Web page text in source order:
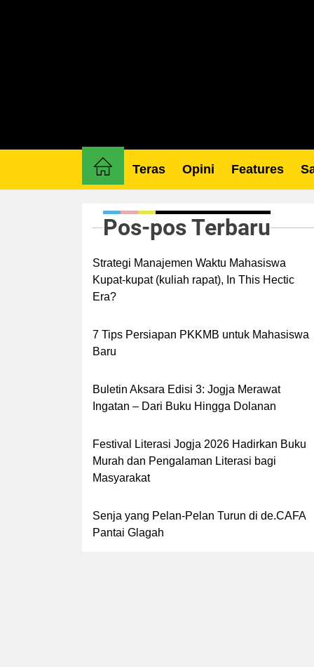
Teras Opini Features
Pos-pos Terbaru
Strategi Manajemen Waktu Mahasiswa
Kupat-kupat (kuliah rapat), In This Hectic
Era?
7 Tips Persiapan PKKMB untuk Mahasiswa
Baru
Buletin Aksara Edisi 3: Jogja Merawat
Ingatan – Dari Buku Hingga Dolanan
Festival Literasi Jogja 2026 Hadirkan Buku
Murah dan Pengalaman Literasi bagi
Masyarakat
Senja yang Pelan-Pelan Turun di de.CAFA
Pantai Glagah